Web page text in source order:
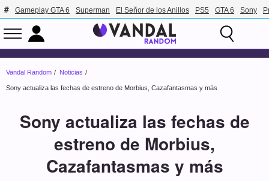
Gameplay GTA 6 Superman El Señor de los Anillos PS5 GTA 6 Sony
Vandal Random Noticias
Sony actualiza las fechas de estreno de Morbius, Cazafantasmas y más
Sony actualiza las fechas de
estreno de Morbius,
Cazafantasmas y más